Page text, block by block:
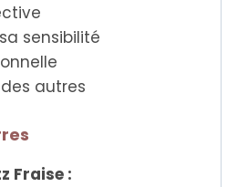
sensibilité
autres
Fraise :